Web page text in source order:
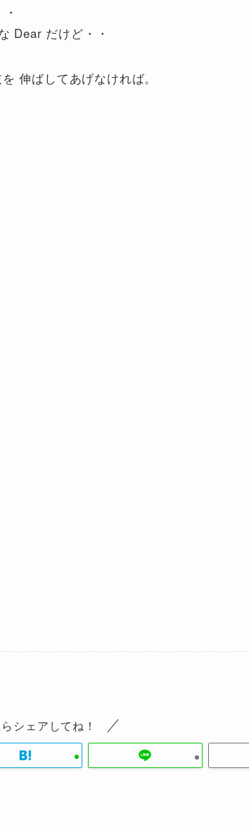
Dear だけど・・
伸ばしてあげなければ。
シェアしてね！